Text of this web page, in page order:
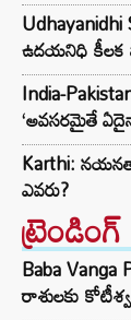
ఉదయనిధి కీలక
India-
‘అవసరమైతే
Karthi:
ఎవరు?
ట్రెండింగ్‌
Baba
రాశులకు